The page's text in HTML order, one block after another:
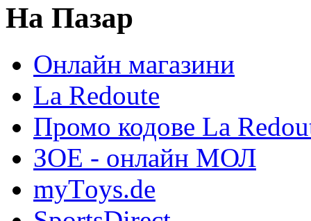
На Пазар
Онлайн магазини
La Redoute
Промо кодове La
ЗОЕ - онлайн МОЛ
myТoys.de